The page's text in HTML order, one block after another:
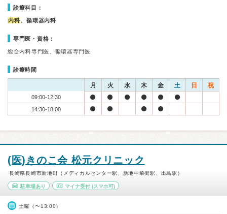
診療科目：
内科、循環器内科
専門医・資格：
総合内科専門医、循環器専門医
診療時間
月 火 水 木 金 土 日 祝
09:00-12:30
14:30-18:00
(医)きのこ会 松元クリニック
長崎県長崎市新地町（メディカルセンター駅、新地中華街駅、出島駅）
駐車場あり マイナ受付(スマホ可)
土曜（〜13:00）